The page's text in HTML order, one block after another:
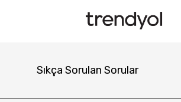
Sıkça Sorulan Sorular